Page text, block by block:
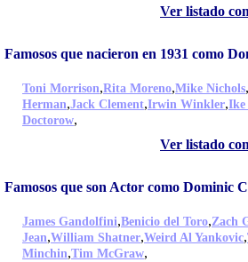
Ver listado
Famosos que nacieron en 1931 como
Toni Morrison,Rita Moreno,Mike Nichols,
Herman,Jack Clement,Irwin Winkler,Ike
Doctorow,
Ver listado
Famosos que son Actor como Dominic
James Gandolfini,Benicio del Toro,Zach
Jean,William Shatner,Weird Al Yankovic,
Minchin,Tim McGraw,